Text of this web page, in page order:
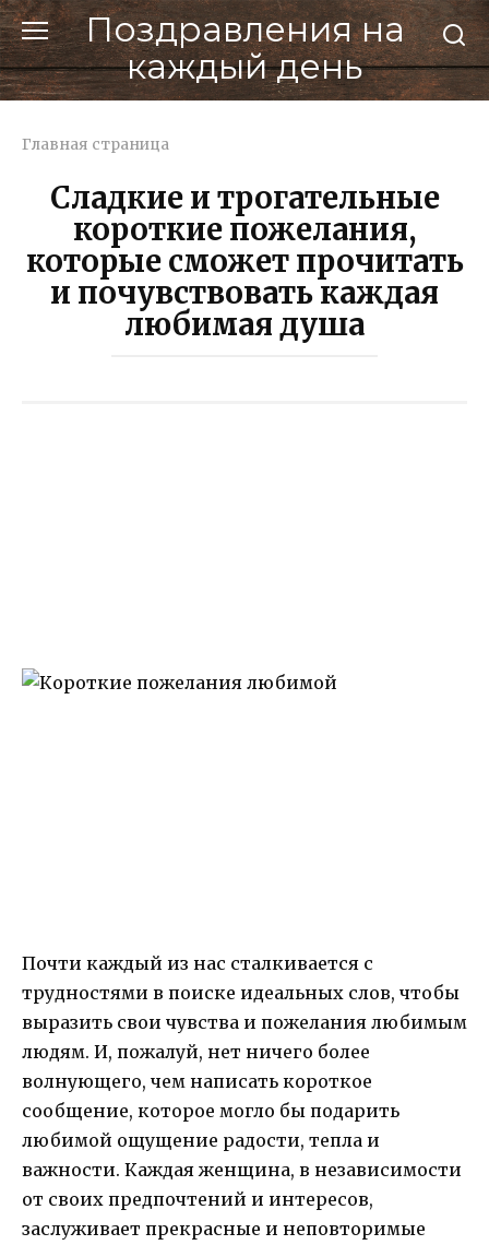
Перейти
к
контенту
Поздравления на
каждый день
Главная страница
Сладкие и трогательные
короткие пожелания,
которые сможет прочитать
и почувствовать каждая
любимая душа
Почти каждый из нас сталкивается с
трудностями в поиске идеальных слов, чтобы
выразить свои чувства и пожелания любимым
людям. И, пожалуй, нет ничего более
волнующего, чем написать короткое
сообщение, которое могло бы подарить
любимой ощущение радости, тепла и
важности. Каждая женщина, в независимости
от своих предпочтений и интересов,
заслуживает прекрасные и неповторимые